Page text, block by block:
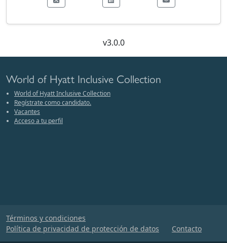
v3.0.0
World of Hyatt Inclusive Collection
World of Hyatt Inclusive Collection
Regístrate como candidato.
Vacantes
Acceso a tu perfil
Términos y condiciones
Política de privacidad de protección de datos
Contacto